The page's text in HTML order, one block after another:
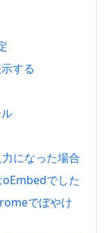
する
になった場合
でした
でぼやけ